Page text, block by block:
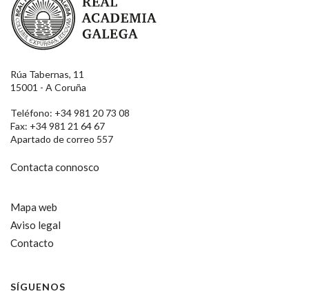
Rúa Tabernas, 11
15001 - A Coruña
Teléfono: +34 981 20 73 08
Fax: +34 981 21 64 67
Apartado de correo 557
Contacta connosco
Mapa web
Aviso legal
Contacto
SÍGUENOS